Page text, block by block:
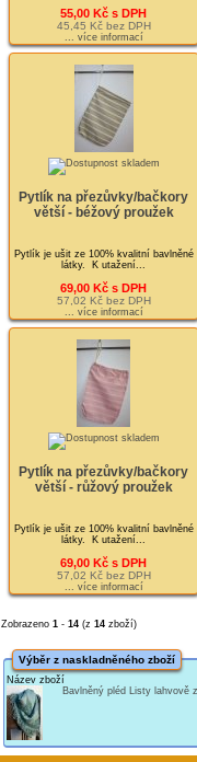
55,00 Kč s DPH
45,45 Kč bez DPH
... více informací
Pytlík na přezůvky/bačkory
větší - béžový proužek
Pytlík je ušit ze 100% kvalitní bavlněné
látky. K utažení...
69,00 Kč s DPH
57,02 Kč bez DPH
... více informací
Pytlík na přezůvky/bačkory
větší - růžový proužek
Pytlík je ušit ze 100% kvalitní bavlněné
látky. K utažení...
69,00 Kč s DPH
57,02 Kč bez DPH
... více informací
Zobrazeno 1 - 14(z 14zboží)
Výběr z naskladněného zboží
Název zboží
Bavlněný pléd Listy lahvově